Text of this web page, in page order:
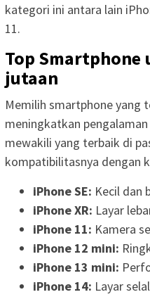
kategori ini antara lain
11.
Top Smartphone
jutaan
Memilih smartphone yang
meningkatkan
mewakili yang terbaik di
kompatibilitasnya dengan
iPhone SE: Kecil dan
iPhone XR: Layar
iPhone 11: Kamera
iPhone 12 mini:
iPhone 13 mini:
iPhone 14: Layar